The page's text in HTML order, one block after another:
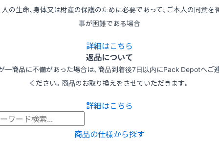
の生命、身体又は財産の保護のために必要であって、ご本人の同意を
事が困難である場合
詳細はこちら
返品について
一商品に不備があった場合は、商品到着後7日以内にPack Depotへご
ください。商品のお取り換えをさせていただきます。
詳細はこちら
商品の仕様から探す